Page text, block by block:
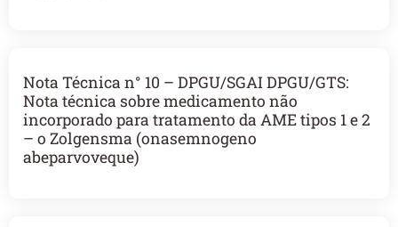
Nota Técnica n° 10 – DPGU/SGAI DPGU/GTS:
Nota técnica sobre medicamento não
incorporado para tratamento da AME tipos 1 e 2
– o Zolgensma (onasemnogeno
abeparvoveque)